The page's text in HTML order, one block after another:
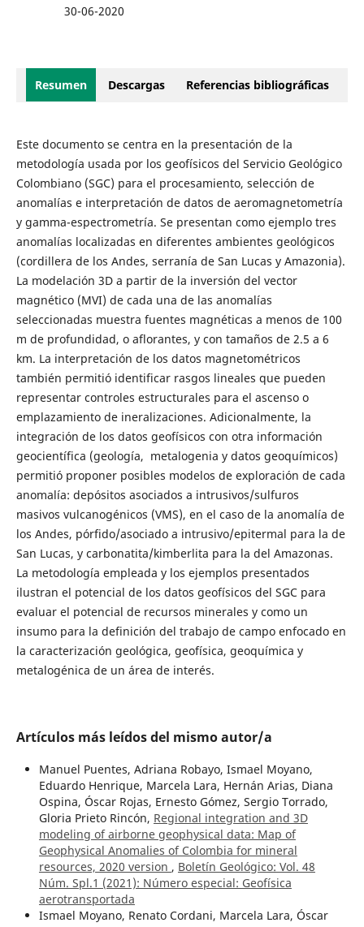
30-06-2020
Resumen Descargas Referencias bibliográficas
Este documento se centra en la presentación de la
metodología usada por los geofísicos del Servicio Geológico
Colombiano (SGC) para el procesamiento, selección de
anomalías e interpretación de datos de aeromagnetometría
y gamma-espectrometría. Se presentan como ejemplo tres
anomalías localizadas en diferentes ambientes geológicos
(cordillera de los Andes, serranía de San Lucas y Amazonia).
La modelación 3D a partir de la inversión del vector
magnético (MVI) de cada una de las anomalías
seleccionadas muestra fuentes magnéticas a menos de 100
m de profundidad, o aflorantes, y con tamaños de 2.5 a 6
km. La interpretación de los datos magnetométricos
también permitió identificar rasgos lineales que pueden
representar controles estructurales para el ascenso o
emplazamiento de ineralizaciones. Adicionalmente, la
integración de los datos geofísicos con otra información
geocientífica (geología, metalogenia y datos geoquímicos)
permitió proponer posibles modelos de exploración de cada
anomalía: depósitos asociados a intrusivos/sulfuros
masivos vulcanogénicos (VMS), en el caso de la anomalía de
los Andes, pórfido/asociado a intrusivo/epitermal para la de
San Lucas, y carbonatita/kimberlita para la del Amazonas.
La metodología empleada y los ejemplos presentados
ilustran el potencial de los datos geofísicos del SGC para
evaluar el potencial de recursos minerales y como un
insumo para la definición del trabajo de campo enfocado en
la caracterización geológica, geofísica, geoquímica y
metalogénica de un área de interés.
Artículos más leídos del mismo autor/a
Manuel Puentes, Adriana Robayo, Ismael Moyano,
Eduardo Henrique, Marcela Lara, Hernán Arias, Diana
Ospina, Óscar Rojas, Ernesto Gómez, Sergio Torrado,
Gloria Prieto Rincón, Regional integration and 3D
modeling of airborne geophysical data: Map of
Geophysical Anomalies of Colombia for mineral
resources, 2020 version , Boletín Geológico: Vol. 48
Núm. Spl.1 (2021): Número especial: Geofísica
aerotransportada
Ismael Moyano, Renato Cordani, Marcela Lara, Óscar